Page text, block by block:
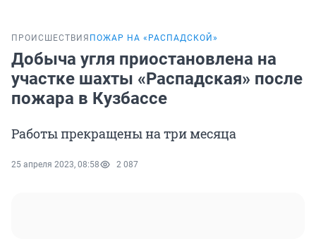
ПРОИСШЕСТВИЯ ПОЖАР НА «РАСПАДСКОЙ»
Добыча угля приостановлена на
участке шахты «Распадская» после
пожара в Кузбассе
Работы прекращены на три месяца
25 апреля 2023, 08:58 2 087